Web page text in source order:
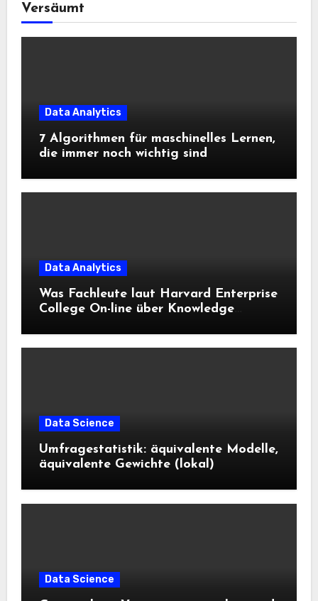
Versäumt
Data Analytics
7 Algorithmen für maschinelles Lernen,
die immer noch wichtig sind
Data Analytics
Was Fachleute laut Harvard Enterprise
College On-line über Knowledge
Data Science
Umfragestatistik: äquivalente Modelle,
äquivalente Gewichte (lokal)
Data Science